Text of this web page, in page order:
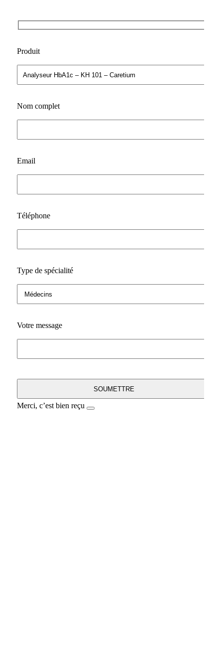
Produit
Nom complet
Email
Téléphone
Type de spécialité
Votre message
Merci, c’est bien reçu